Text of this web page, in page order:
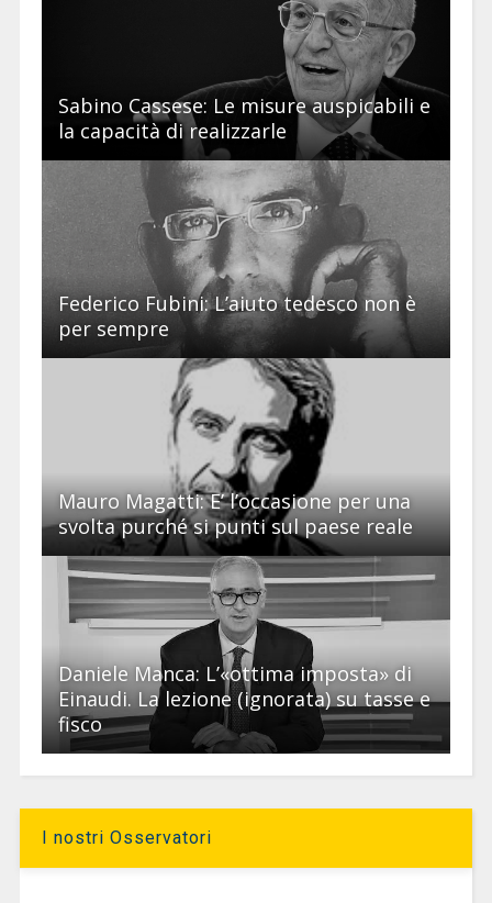
Sabino Cassese: Le misure auspicabili e
la capacità di realizzarle
Federico Fubini: L’aiuto tedesco non è
per sempre
Mauro Magatti: E’ l’occasione per una
svolta purché si punti sul paese reale
Daniele Manca: L’«ottima imposta» di
Einaudi. La lezione (ignorata) su tasse e
fisco
I nostri Osservatori